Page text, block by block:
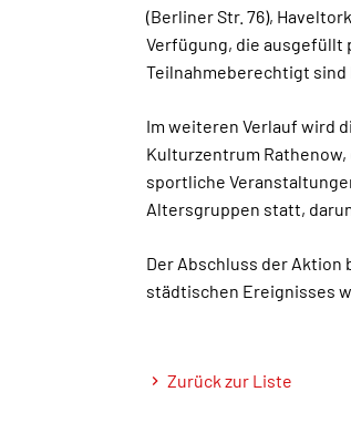
(Berliner Str. 76),
Verfügung, die ausgefüllt
Teilnahmeberechtigt sind
Im weiteren Verlauf wird
Kulturzentrum
sportliche
Altersgruppen statt,
Der Abschluss der Aktion
städtischen Ereignisses
Zurück zur Liste